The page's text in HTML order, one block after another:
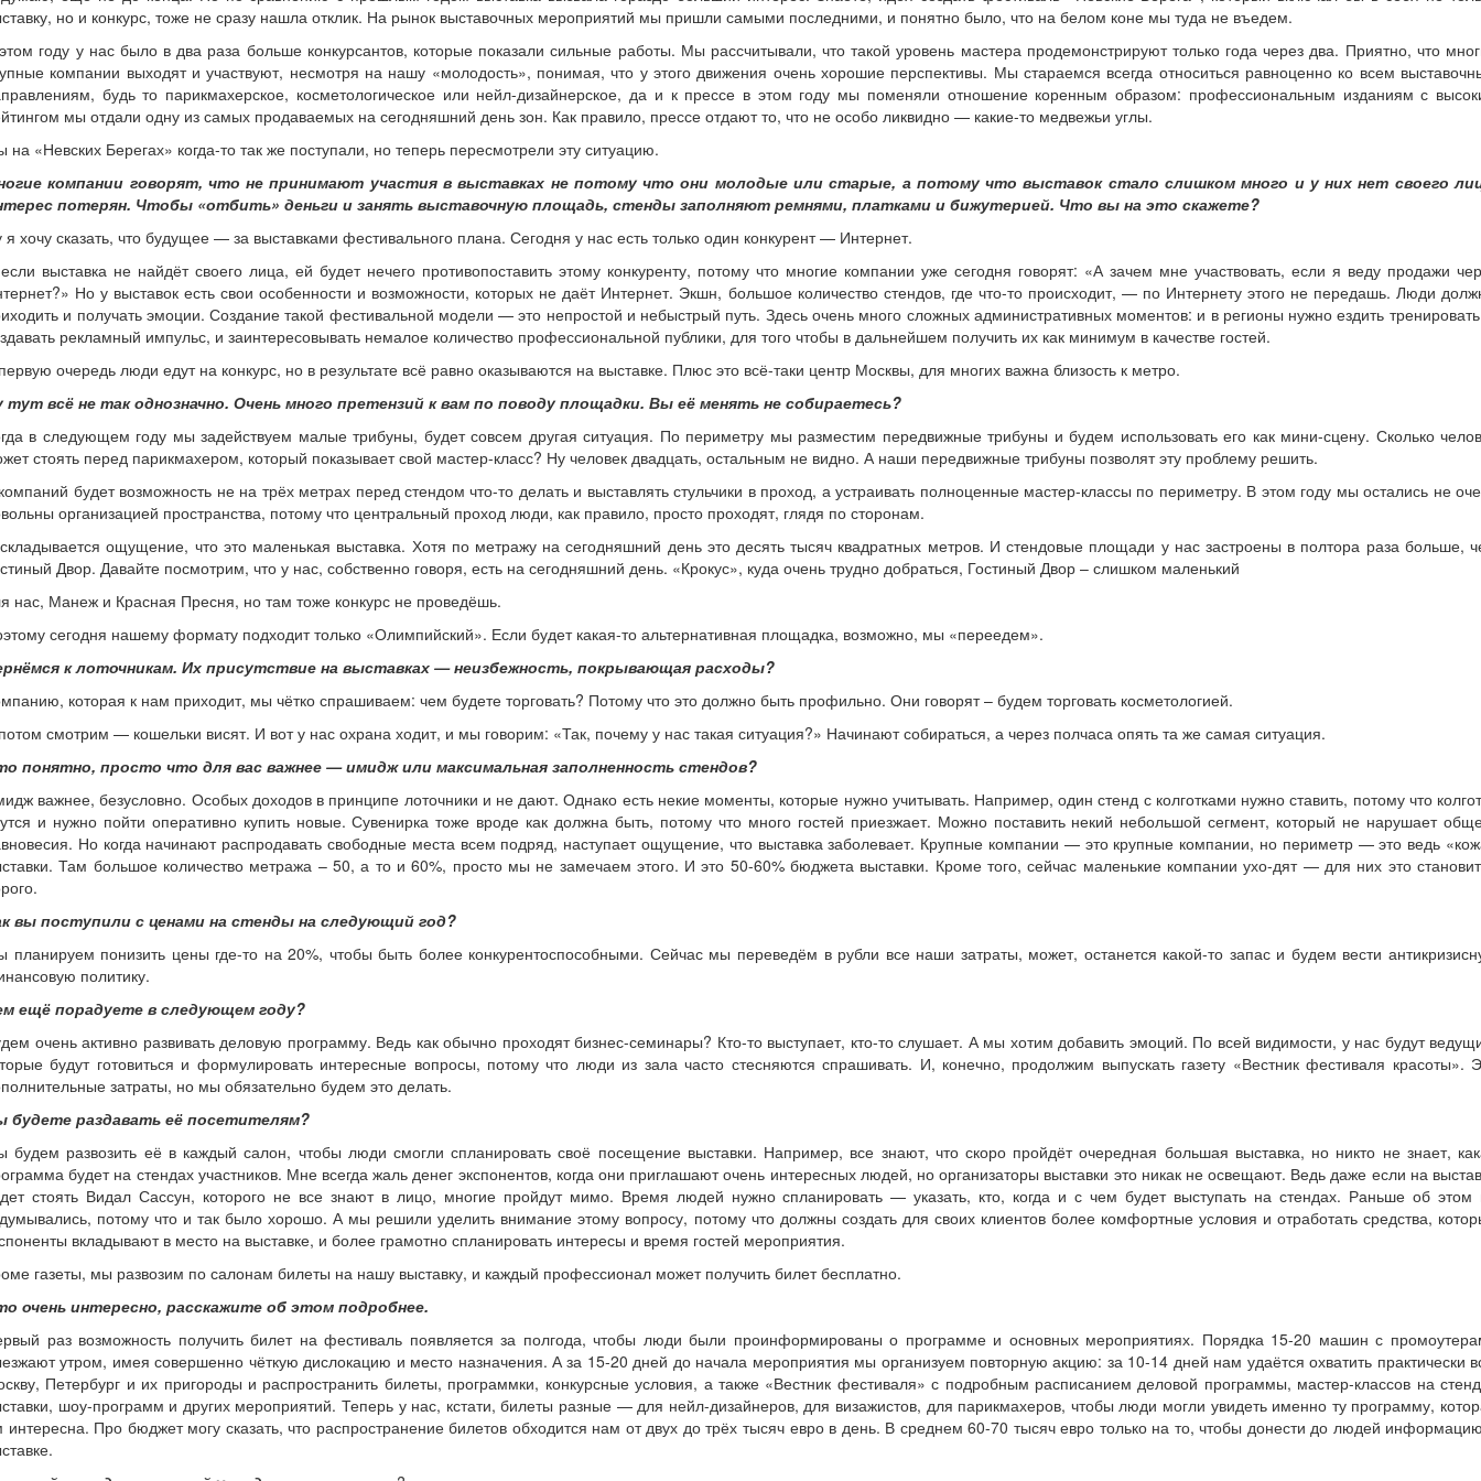
но и конкурс, тоже не сразу нашла отклик. На рынок выставочных мероприятий мы пришли самыми последними, и понятно было, что на белом коне мы туда не въедем.
году у нас было в два раза больше конкурсантов, которые показали сильные работы. Мы рассчитывали, что такой уровень мастера продемонстрируют только года через два. Приятно, что
компании выходят и участвуют, несмотря на нашу «молодость», понимая, что у этого движения очень хорошие перспективы. Мы стараемся всегда относиться равноценно ко всем
будь то парикмахерское, косметологическое или нейл-дизайнерское, да и к прессе в этом году мы поменяли отношение коренным образом: профессиональным изданиям с
мы отдали одну из самых продаваемых на сегодняшний день зон. Как правило, прессе отдают то, что не особо ликвидно — какие-то медвежьи углы.
на «Невских Берегах» когда-то так же поступали, но теперь пересмотрели эту ситуацию.
компании говорят, что не принимают участия в выставках не потому что они молодые или старые, а потому что выставок стало слишком много и у них нет своего
потерян. Чтобы «отбить» деньги и занять выставочную площадь, стенды заполняют ремнями, платками и бижутерией. Что вы на это скажете?
я хочу сказать, что будущее — за выставками фестивального плана. Сегодня у нас есть только один конкурент — Интернет.
выставка не найдёт своего лица, ей будет нечего противопоставить этому конкуренту, потому что многие компании уже сегодня говорят: «А зачем мне участвовать, если я веду продажи
Но у выставок есть свои особенности и возможности, которых не даёт Интернет. Экшн, большое количество стендов, где что-то происходит, — по Интернету этого не передашь. Люди
и получать эмоции. Создание такой фестивальной модели — это непростой и небыстрый путь. Здесь очень много сложных административных моментов: и в регионы нужно ездить
рекламный импульс, и заинтересовывать немалое количество профессиональной публики, для того чтобы в дальнейшем получить их как минимум в качестве гостей.
очередь люди едут на конкурс, но в результате всё равно оказываются на выставке. Плюс это всё-таки центр Москвы, для многих важна близость к метро.
тут всё не так однозначно. Очень много претензий к вам по поводу площадки. Вы её менять не собираетесь?
в следующем году мы задействуем малые трибуны, будет совсем другая ситуация. По периметру мы разместим передвижные трибуны и будем использовать его как мини-сцену. Сколько
стоять перед парикмахером, который показывает свой мастер-класс? Ну человек двадцать, остальным не видно. А наши передвижные трибуны позволят эту проблему решить.
будет возможность не на трёх метрах перед стендом что-то делать и выставлять стульчики в проход, а устраивать полноценные мастер-классы по периметру. В этом году мы остались не
организацией пространства, потому что центральный проход люди, как правило, просто проходят, глядя по сторонам.
ощущение, что это маленькая выставка. Хотя по метражу на сегодняшний день это десять тысяч квадратных метров. И стендовые площади у нас застроены в полтора раза больше,
Двор. Давайте посмотрим, что у нас, собственно говоря, есть на сегодняшний день. «Крокус», куда очень трудно добраться, Гостиный Двор – слишком маленький
нас, Манеж и Красная Пресня, но там тоже конкурс не проведёшь.
сегодня нашему формату подходит только «Олимпийский». Если будет какая-то альтернативная площадка, возможно, мы «переедем».
к лоточникам. Их присутствие на выставках — неизбежность, покрывающая расходы?
которая к нам приходит, мы чётко спрашиваем: чем будете торговать? Потому что это должно быть профильно. Они говорят – будем торговать косметологией.
смотрим — кошельки висят. И вот у нас охрана ходит, и мы говорим: «Так, почему у нас такая ситуация?» Начинают собираться, а через полчаса опять та же самая ситуация.
понятно, просто что для вас важнее — имидж или максимальная заполненность стендов?
важнее, безусловно. Особых доходов в принципе лоточники и не дают. Однако есть некие моменты, которые нужно учитывать. Например, один стенд с колготками нужно ставить, потому что
и нужно пойти оперативно купить новые. Сувенирка тоже вроде как должна быть, потому что много гостей приезжает. Можно поставить некий небольшой сегмент, который не нарушает
Но когда начинают распродавать свободные места всем подряд, наступает ощущение, что выставка заболевает. Крупные компании — это крупные компании, но периметр — это ведь
Там большое количество метража – 50, а то и 60%, просто мы не замечаем этого. И это 50-60% бюджета выставки. Кроме того, сейчас маленькие компании ухо-дят — для них это
вы поступили с ценами на стенды на следующий год?
планируем понизить цены где-то на 20%, чтобы быть более конкурентоспособными. Сейчас мы переведём в рубли все наши затраты, может, останется какой-то запас и будем вести
политику.
ещё порадуете в следующем году?
очень активно развивать деловую программу. Ведь как обычно проходят бизнес-семинары? Кто-то выступает, кто-то слушает. А мы хотим добавить эмоций. По всей видимости, у нас будут
будут готовиться и формулировать интересные вопросы, потому что люди из зала часто стесняются спрашивать. И, конечно, продолжим выпускать газету «Вестник фестиваля красоты».
затраты, но мы обязательно будем это делать.
будете раздавать её посетителям?
будем развозить её в каждый салон, чтобы люди смогли спланировать своё посещение выставки. Например, все знают, что скоро пройдёт очередная большая выставка, но никто не знает,
будет на стендах участников. Мне всегда жаль денег экспонентов, когда они приглашают очень интересных людей, но организаторы выставки это никак не освещают. Ведь даже если на
стоять Видал Сассун, которого не все знают в лицо, многие пройдут мимо. Время людей нужно спланировать — указать, кто, когда и с чем будет выступать на стендах. Раньше об этом
потому что и так было хорошо. А мы решили уделить внимание этому вопросу, потому что должны создать для своих клиентов более комфортные условия и отработать средства,
вкладывают в место на выставке, и более грамотно спланировать интересы и время гостей мероприятия.
газеты, мы развозим по салонам билеты на нашу выставку, и каждый профессионал может получить билет бесплатно.
очень интересно, расскажите об этом подробнее.
раз возможность получить билет на фестиваль появляется за полгода, чтобы люди были проинформированы о программе и основных мероприятиях. Порядка 15-20 машин с
утром, имея совершенно чёткую дислокацию и место назначения. А за 15-20 дней до начала мероприятия мы организуем повторную акцию: за 10-14 дней нам удаётся охватить практически
Петербург и их пригороды и распространить билеты, программки, конкурсные условия, а также «Вестник фестиваля» с подробным расписанием деловой программы, мастер-классов на
шоу-программ и других мероприятий. Теперь у нас, кстати, билеты разные — для нейл-дизайнеров, для визажистов, для парикмахеров, чтобы люди могли увидеть именно ту программу,
интересна. Про бюджет могу сказать, что распространение билетов обходится нам от двух до трёх тысяч евро в день. В среднем 60-70 тысяч евро только на то, чтобы донести до людей